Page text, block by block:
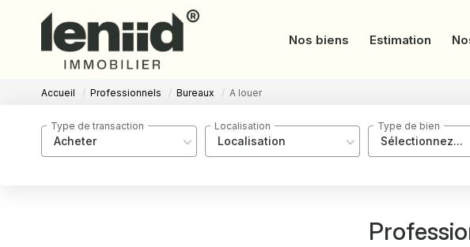
Nos biens Estimation
Accueil Professionnels Bureaux A louer
Acheter
Type de transaction
Localisation
Localisation
Sélectionnez...
Type de bien